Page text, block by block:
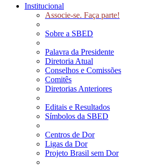
Institucional
Associe-se. Faça parte!
Sobre a SBED
Palavra da Presidente
Diretoria Atual
Conselhos e Comissões
Comitês
Diretorias Anteriores
Editais e Resultados
Símbolos da SBED
Centros de Dor
Ligas da Dor
Projeto Brasil sem Dor